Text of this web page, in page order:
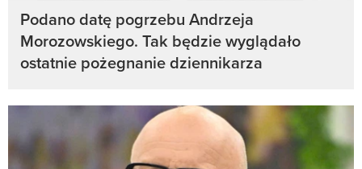
Podano datę pogrzebu Andrzeja
Morozowskiego. Tak będzie wyglądało
ostatnie pożegnanie dziennikarza